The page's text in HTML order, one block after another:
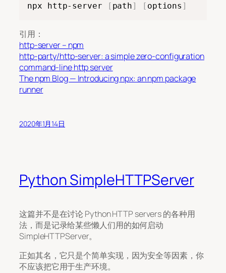
npx http-server [ path] [ options ]
引用：
http-server – npm
http-party/http-server: a simple zero-configuration
command-line http server
The npm Blog — Introducing npx: an npm package
runner
2020年1月14日
Python SimpleHTTPServer
这篇并不是在讨论 Python HTTP servers 的各种用
法，而是记录给某些懒人们用的如何启动
SimpleHTTPServer。
正如其名，它只是个简单实现，因为安全等因素，你
不应该把它用于生产环境。